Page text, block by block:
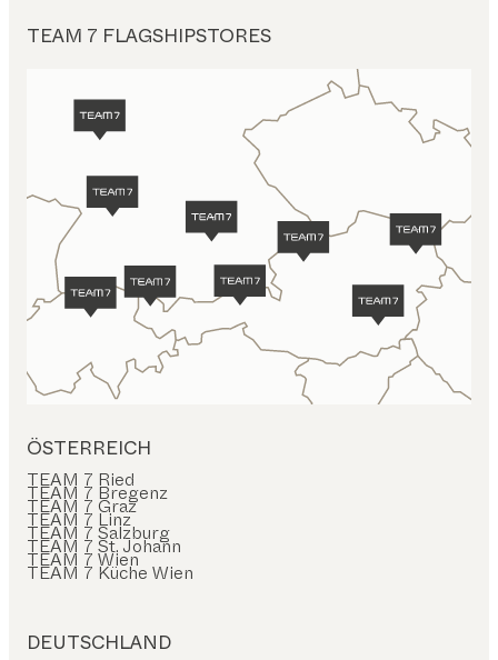
TEAM 7 FLAGSHIPSTORES
ÖSTERREICH
TEAM 7 Ried
TEAM 7 Bregenz
TEAM 7 Graz
TEAM 7 Linz
TEAM 7 Salzburg
TEAM 7 St. Johann
TEAM 7 Wien
TEAM 7 Küche Wien
DEUTSCHLAND